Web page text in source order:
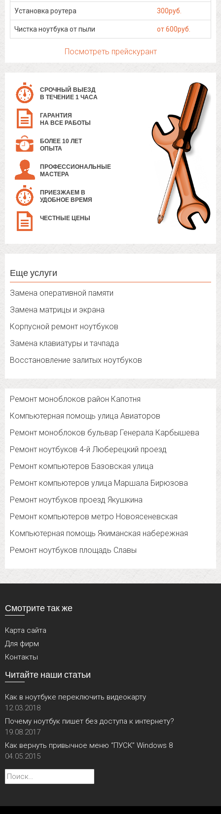
Установка роутера 300руб.
Чистка ноутбука от пыли от 600руб.
Посмотреть прейскурант
СРОЧНЫЙ ВЫЕЗД
В ТЕЧЕНИЕ 1 ЧАСА
ГАРАНТИЯ
НА ВСЕ РАБОТЫ
БОЛЕЕ 10 ЛЕТ
ОПЫТА
ПРОФЕССИОНАЛЬНЫЕ
МАСТЕРА
ПРИЕЗЖАЕМ В
УДОБНОЕ ВРЕМЯ
ЧЕСТНЫЕ ЦЕНЫ
Еще услуги
Замена оперативной памяти
Замена матрицы и экрана
Корпусной ремонт ноутбуков
Замена клавиатуры и тачпада
Восстановление залитых ноутбуков
Ремонт моноблоков район Капотня
Компьютерная помощь улица Авиаторов
Ремонт моноблоков бульвар Генерала Карбышева
Ремонт ноутбуков 4-й Люберецкий проезд
Ремонт компьютеров Базовская улица
Ремонт компьютеров улица Маршала Бирюзова
Ремонт ноутбуков проезд Якушкина
Ремонт компьютеров метро Новоясеневская
Компьютерная помощь Якиманская набережная
Ремонт ноутбуков площадь Славы
Смотрите так же
Карта сайта
Для фирм
Контакты
Читайте наши статьи
Как в ноутбуке переключить видеокарту
12.03.2018
Почему ноутбук пишет без доступа к интернету?
19.08.2017
Как вернуть привычное меню “ПУСК” Windows 8
04.05.2015
Найти: